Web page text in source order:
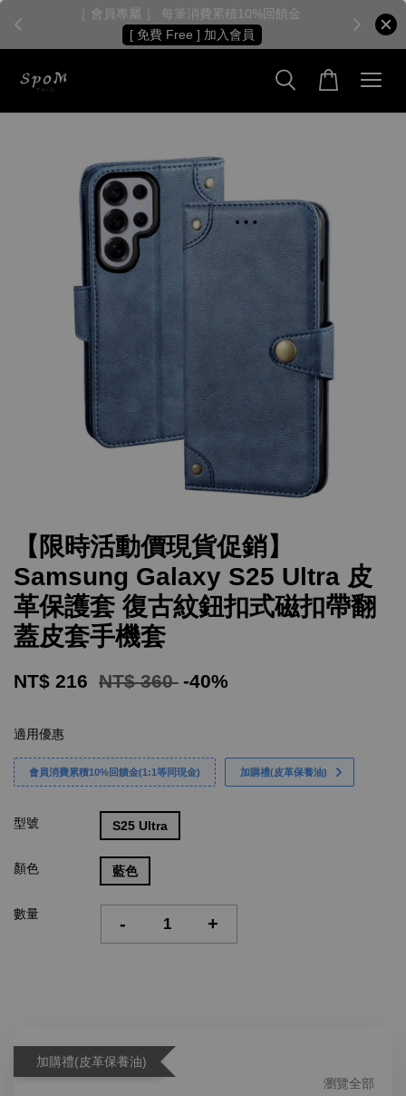
［ 會員專屬 ］ 每筆消費累積10%回饋金
[ 免費 Free ] 加入會員
【限時活動價現貨促銷】
Samsung Galaxy S25 Ultra 皮
革保護套 復古紋鈕扣式磁扣帶翻
蓋皮套手機套
NT$ 216 NT$ 360 -40%
適用優惠
會員消費累積10%回饋金(1:1等同現金) 加購禮(皮革保養油)
型號 S25 Ultra
顏色 藍色
數量 - +
加購禮(皮革保養油)
瀏覽全部